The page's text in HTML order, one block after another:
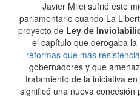
Javier Milei sufrió este
parlamentario cuando La
proyecto de Ley de
el capítulo que derogaba la
reformas que más
gobernadores y que
tratamiento de la iniciativa
significó una nueva concesión